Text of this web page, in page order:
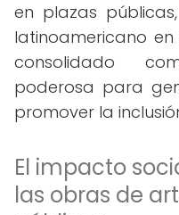
en plazas
latinoamericano
consolidado
poderosa para
promover la
El impacto
las obras de